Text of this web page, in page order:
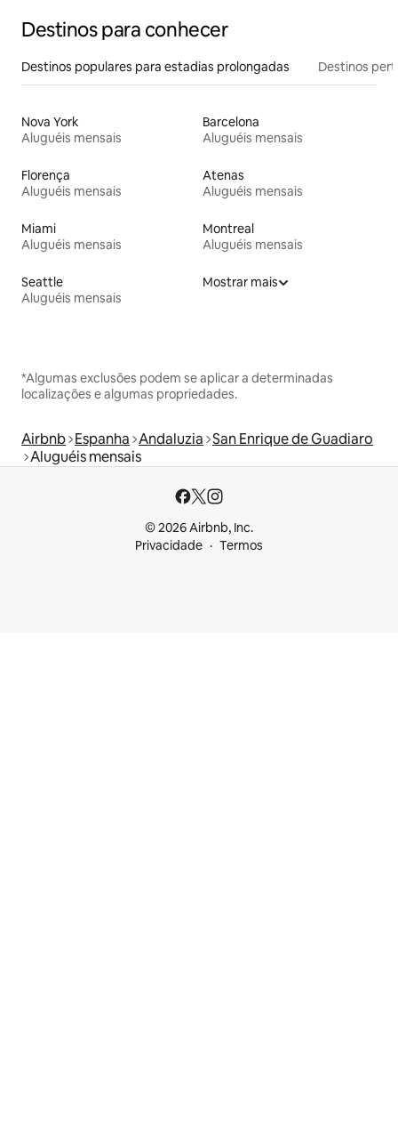
Destinos para conhecer
Destinos populares para estadias prolongadas Destinos
Nova York
Aluguéis mensais
Barcelona
Aluguéis mensais
Florença
Aluguéis mensais
Atenas
Aluguéis mensais
Miami
Aluguéis mensais
Montreal
Aluguéis mensais
Seattle
Aluguéis mensais
Mostrar mais
*Algumas exclusões podem se aplicar a determinadas
localizações e algumas propriedades.
Airbnb Espanha Andaluzia San Enrique de Guadiaro
Aluguéis mensais
© 2026 Airbnb, Inc.
Privacidade
Termos